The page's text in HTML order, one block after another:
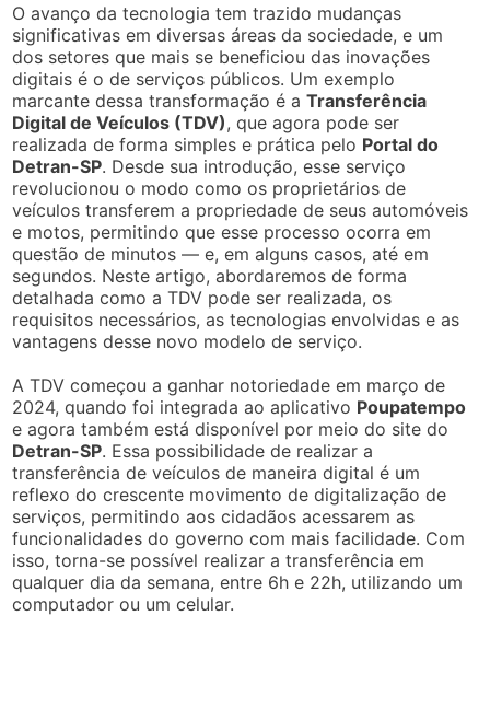
O avanço da tecnologia tem trazido mudanças
significativas em diversas áreas da sociedade, e um
dos setores que mais se beneficiou das inovações
digitais é o de serviços públicos. Um exemplo
marcante dessa transformação é aTransferência
Digital de Veículos (TDV), que agora pode ser
realizada de forma simples e prática pelo Portal do
Detran-SP. Desde sua introdução, esse serviço
revolucionou o modo como os proprietários de
veículos transferem a propriedade de seus automóveis
e motos, permitindo que esse processo ocorra em
questão de minutos — e, em alguns casos, até em
segundos. Neste artigo, abordaremos de forma
detalhada como a TDV pode ser realizada, os
requisitos necessários, as tecnologias envolvidas e as
vantagens desse novo modelo de serviço.
A TDV começou a ganhar notoriedade em março de
2024, quando foi integrada ao aplicativo Poupatempo
e agora também está disponível por meio do site do
Detran-SP. Essa possibilidade de realizar a
transferência de veículos de maneira digital é um
reflexo do crescente movimento de digitalização de
serviços, permitindo aos cidadãos acessarem as
funcionalidades do governo com mais facilidade. Com
isso, torna-se possível realizar a transferência em
qualquer dia da semana, entre 6h e 22h, utilizando um
computador ou um celular.